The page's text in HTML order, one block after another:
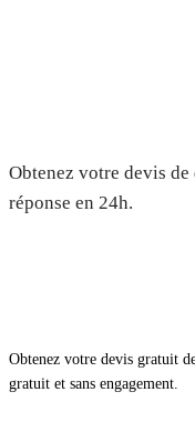
Obtenez votre devis
réponse en 24h.
Obtenez votre devis gratuit
gratuit et sans engagement.